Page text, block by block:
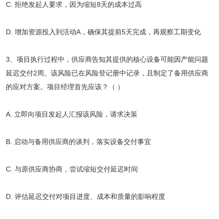
C. 拒绝发起人要求，因为缩短8天的成本过高
D. 增加资源投入到活动A，确保其提前5天完成，再观察工期变化
3、项目执行过程中，供应商告知其提供的核心设备可能因产能问题
延迟交付2周。该风险已在风险登记册中记录，且制定了备用供应商
的应对方案。项目经理首先应该？（ ）
A. 立即向项目发起人汇报该风险，请求决策
B. 启动与备用供应商的谈判，落实设备交付事宜
C. 与原供应商协商，尝试缩短交付延迟时间
D. 评估延迟交付对项目进度、成本和质量的影响程度